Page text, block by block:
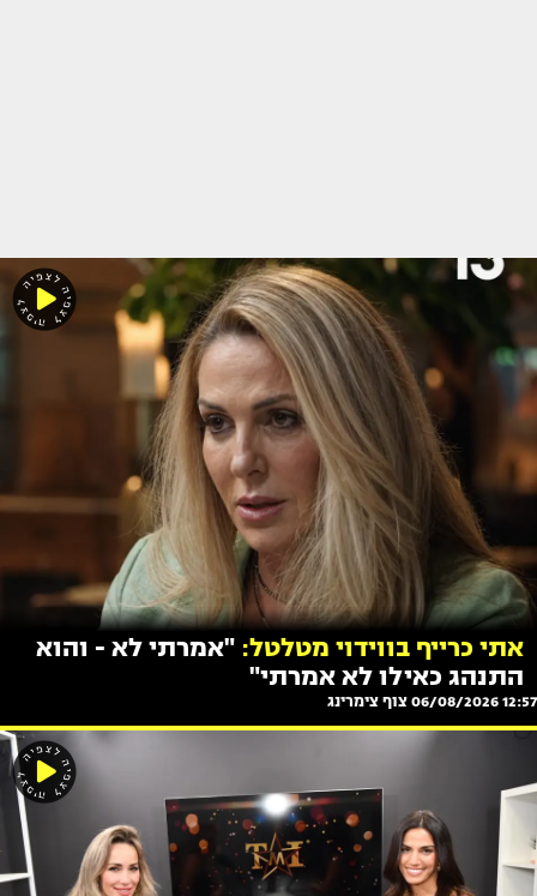
אתי כרייף בווידוי מטלטל: "אמרתי לא - והוא
התנהג כאילו לא אמרתי"
12:57 06/08/2026 צוף צימרינג